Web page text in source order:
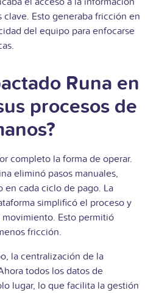
Esto generaba fricción en
del equipo para enfocarse
Runa en
procesos de
completo la forma de operar.
eliminó pasos manuales,
cada ciclo de pago. La
simplificó el proceso y
Esto permitió
fricción.
la centralización de la
todos los datos de
lugar, lo que facilita la gestión